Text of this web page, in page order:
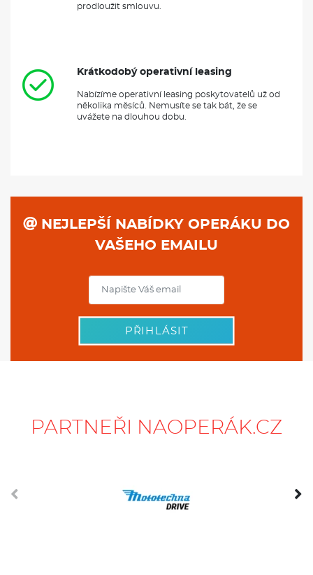
prodloužit smlouvu.
Krátkodobý operativní leasing
Nabízíme operativní leasing poskytovatelů už od
několika měsíců. Nemusíte se tak bát, že se
uvážete na dlouhou dobu.
NEJLEPŠÍ NABÍDKY OPERÁKU DO
VAŠEHO EMAILU
PŘIHLÁSIT
PARTNEŘI NAOPERÁK.CZ